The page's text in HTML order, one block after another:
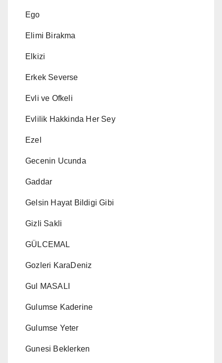
Ego
Elimi Birakma
Elkizi
Erkek Severse
Evli ve Ofkeli
Evlilik Hakkinda Her Sey
Ezel
Gecenin Ucunda
Gaddar
Gelsin Hayat Bildigi Gibi
Gizli Sakli
GÜLCEMAL
Gozleri KaraDeniz
Gul MASALI
Gulumse Kaderine
Gulumse Yeter
Gunesi Beklerken